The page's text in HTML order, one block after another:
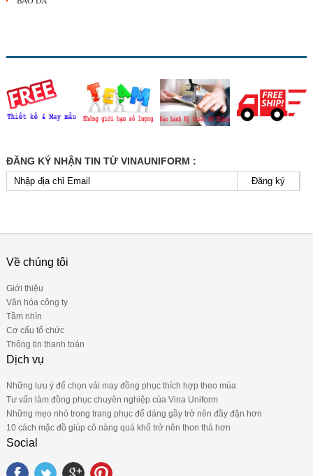
ĐĂNG KÝ NHẬN TIN TỪ VINAUNIFORM :
Đăng ký
Về chúng tôi
Giới thiệu
Văn hóa công ty
Tầm nhìn
Cơ cấu tổ chức
Thông tin thanh toán
Dịch vụ
Những lưu ý để chọn vải may đồng phục thích hợp theo mùa
Tư vấn làm đồng phục chuyên nghiệp của Vina Uniform
Những mẹo nhỏ trong trang phục để dáng gầy trở nên đầy đặn hơn
10 cách mặc đồ giúp cô nàng quá khổ trở nên thon thả hơn
Social